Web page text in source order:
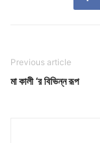
Previous article
মা কালী ‘র বিভিন্ন রূপ